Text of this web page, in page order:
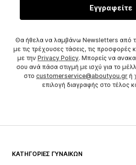
Εγγραφείτε
Θα ήθελα να λαμβάνω Newsletters από
με τις τρέχουσες τάσεις, τις
με την Privacy Policy. Μπορείς να
σου ανά πάσα στιγμή με ισχύ για το
στο customerservice@aboutyou.gr ή
επιλογή διαγραφής στο τέλος
ΚΑΤΗΓΟΡΊΕΣ ΓΥΝΑΙΚΏΝ